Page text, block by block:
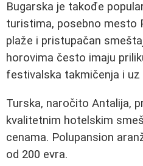
Bugarska je takođe
turistima, posebno mesto
plaže i pristupačan
horovima često imaju
festivalska takmičenja i
Turska, naročito Antalija,
kvalitetnim hotelskim
cenama. Polupansion
od 200 evra.